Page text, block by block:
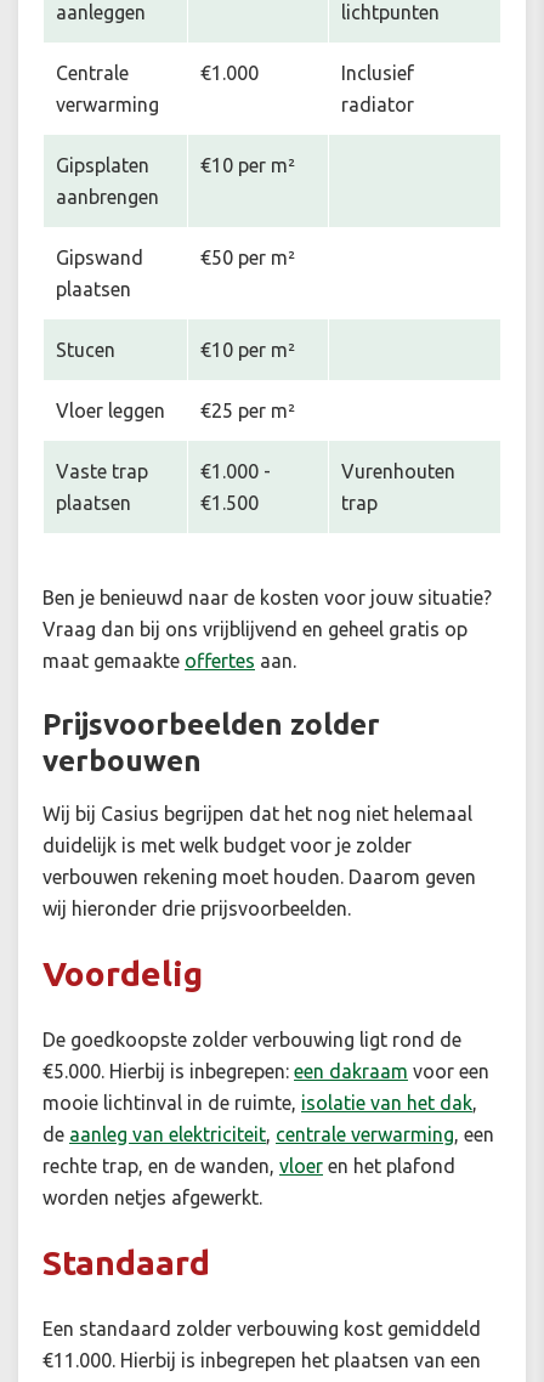
aanleggen
lichtpunten
Centrale
verwarming
€1.000
Inclusief
radiator
Gipsplaten
aanbrengen
€10 per m²
Gipswand
plaatsen
€50 per m²
Stucen €10 per m²
Vloer leggen €25 per m²
Vaste trap
plaatsen
€1.000 -
€1.500
Vurenhouten
trap
Ben je benieuwd naar de kosten voor jouw situatie?
Vraag dan bij ons vrijblijvend en geheel gratis op
maat gemaakte offertes aan.
Prijsvoorbeelden zolder
verbouwen
Wij bij Casius begrijpen dat het nog niet helemaal
duidelijk is met welk budget voor je zolder
verbouwen rekening moet houden. Daarom geven
wij hieronder drie prijsvoorbeelden.
Voordelig
De goedkoopste zolder verbouwing ligt rond de
€5.000. Hierbij is inbegrepen: een dakraam voor een
mooie lichtinval in de ruimte, isolatie van het dak,
de aanleg van elektriciteit, centrale verwarming, een
rechte trap, en de wanden, vloer en het plafond
worden netjes afgewerkt.
Standaard
Een standaard zolder verbouwing kost gemiddeld
€11.000. Hierbij is inbegrepen het plaatsen van een